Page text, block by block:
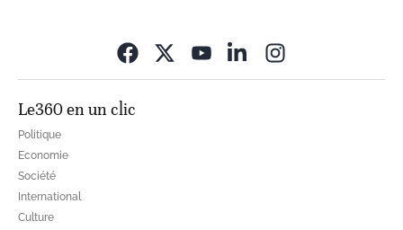
Le360 en un clic
Politique
Economie
Société
International
Culture